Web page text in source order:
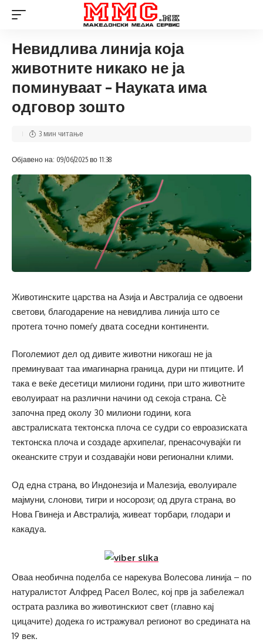
Невидлива линија која
животните никако не ја
поминуваат – Науката има
одговор зошто
Објавено на: 09/06/2025 во 11:38
3 мин читање
Животинските царства на Азија и Австралија се одвоени
светови, благодарение на невидлива линија што се
протега точно помеѓу двата соседни континенти.
Поголемиот дел од дивите животни никогаш не ја
преминуваат таа имагинарна граница, дури ни птиците. И
така е веќе десетици милиони години, при што животните
еволуираат на различни начини од секоја страна. Сè
започна пред околу 30 милиони години, кога
австралиската тектонска плоча се судри со евроазиската
тектонска плоча и создаде архипелаг, пренасочувајќи ги
океанските струи и создавајќи нови регионални клими.
Од една страна, во Индонезија и Малезија, еволуирале
мајмуни, слонови, тигри и носорози; од друга страна, во
Нова Гвинеја и Австралија, живеат торбари, глодари и
какадуа.
Оваа необична поделба се нарекува Волесова линија – по
натуралистот Алфред Расел Волес, кој прв ја забележал
острата разлика во животинскиот свет (главно кај
цицачите) додека го истражувал регионот во средината на
19 век.